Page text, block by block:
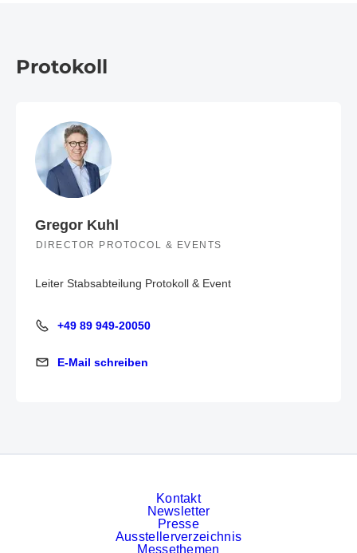
Protokoll
Gregor Kuhl
DIRECTOR PROTOCOL & EVENTS
Leiter Stabsabteilung Protokoll & Event
+49 89 949-20050
+49 89 949-20050
E-Mail schreiben
E-Mail schreiben
Kontakt
Newsletter
Presse
Ausstellerverzeichnis
Messethemen